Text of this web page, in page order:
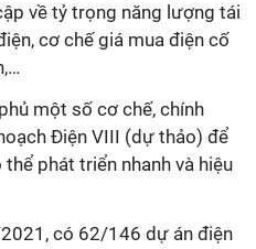
về tỷ trọng năng lượng tái
cơ chế giá mua điện cố
một số cơ chế, chính
Điện VIII (dự thảo) để
phát triển nhanh và hiệu
có 62/146 dự án điện